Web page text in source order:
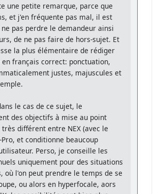
une petite remarque, parce que
et j'en fréquente pas mal, il est
pas perdre le demandeur ainsi
de ne pas faire de hors-sujet. Et
la plus élémentaire de rédiger
en français correct: ponctuation,
justes, majuscules et
le cas de ce sujet, le
des objectifs à mise au point
différent entre NEX (avec le
Pro, et conditionne beaucoup
Perso, je conseille les
uniquement pour des situations
où l'on peut prendre le temps de se
ou alors en hyperfocale, aors